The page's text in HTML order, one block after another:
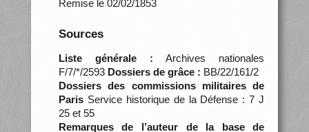
Remise le 02/02/1853
Sources
Liste générale : Archives nationales
F/7/*/2593 Dossiers de grâce : BB/22/161/2
Dossiers des commissions militaires de
ParisService historique de la Défense : 7 J
25 et 55
Remarques de l’auteur de la base de